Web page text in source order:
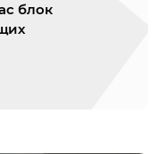
блок